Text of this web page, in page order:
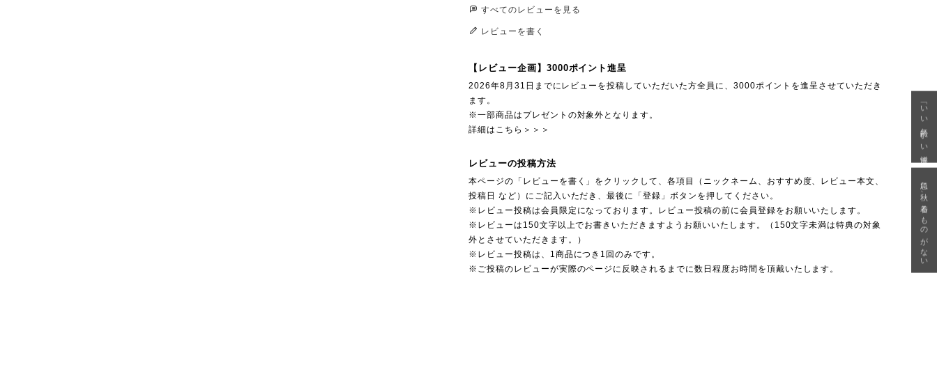
すべてのレビューを見る
レビューを書く
【レビュー企画】3000ポイント進呈
2026年8月31日までにレビューを投稿していただいた方全員に、3000ポイントを進呈させていただき
ます。
※一部商品はプレゼントの対象外となります。
詳細はこちら＞＞＞
レビューの投稿方法
本ページの「レビューを書く」をクリックして、各項目（ニックネーム、おすすめ度、レビュー本文、
投稿日 など）にご記入いただき、最後に「登録」ボタンを押してください。
※レビュー投稿は会員限定になっております。レビュー投稿の前に会員登録をお願いいたします。
※レビューは150文字以上でお書きいただきますようお願いいたします。（150文字未満は特典の対象
外とさせていただきます。）
※レビュー投稿は、1商品につき1回のみです。
※ご投稿のレビューが実際のページに反映されるまでに数日程度お時間を頂戴いたします。
「いい年齢 いい洋服」
急に秋、着るものがない